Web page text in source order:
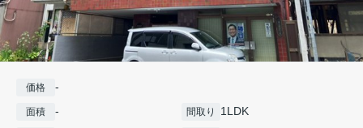
価格 -
面積 - 間取り 1LDK